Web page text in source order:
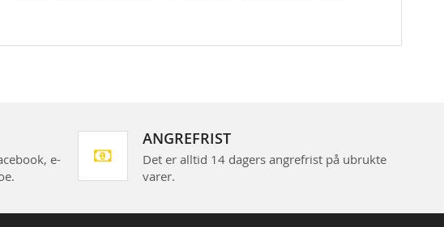
e-
ANGREFRIST
Det er alltid 14 dagers angrefrist på ubrukte
varer.